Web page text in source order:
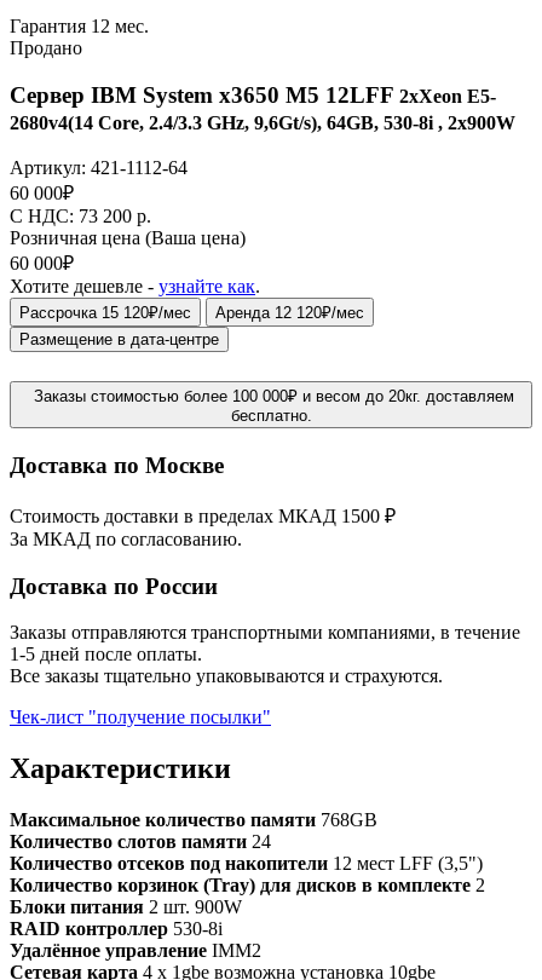
Гарантия 12 мес.
Продано
Сервер IBM System x3650 M5 12LFF 2xXeon E5-
2680v4(14 Core, 2.4/3.3 GHz, 9,6Gt/s), 64GB, 530-8i , 2x900W
Артикул: 421-1112-64
60 000₽
C НДС: 73 200 р.
Розничная цена (Ваша цена)
60 000₽
Хотите дешевле - узнайте как.
Рассрочка 15 120₽/мес
Аренда 12 120₽/мес
Размещение в дата-центре
Заказы стоимостью более 100 000₽ и весом до 20кг. доставляем
бесплатно.
Доставка по Москве
Стоимость доставки в пределах МКАД 1500 ₽
За МКАД по согласованию.
Доставка по России
Заказы отправляются транспортными компаниями, в течение
1-5 дней после оплаты.
Все заказы тщательно упаковываются и страхуются.
Чек-лист "получение посылки"
Характеристики
Максимальное количество памяти 768GB
Количество слотов памяти 24
Количество отсеков под накопители 12 мест LFF (3,5")
Количество корзинок (Tray) для дисков в комплекте 2
Блоки питания 2 шт. 900W
RAID контроллер 530-8i
Удалённое управление IMM2
Сетевая карта 4 x 1gbe возможна установка 10gbe